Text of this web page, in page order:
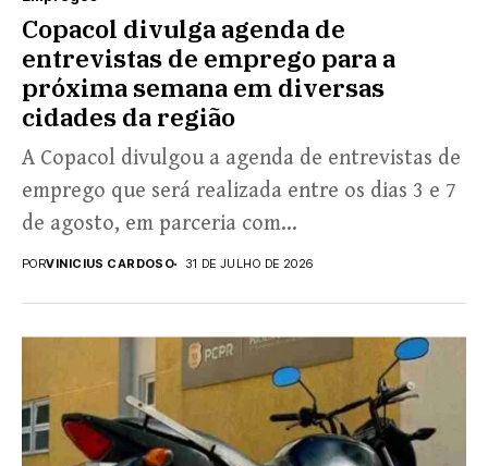
Copacol divulga agenda de
entrevistas de emprego para a
próxima semana em diversas
cidades da região
A Copacol divulgou a agenda de entrevistas de
emprego que será realizada entre os dias 3 e 7
de agosto, em parceria com...
PORVINICIUS CARDOSO 31 DE JULHO DE 2026